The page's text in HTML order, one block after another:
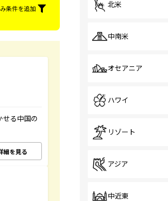
条件を追加
せる中国の
細を見る
北米
中南米
オセアニア
ハワイ
リゾート
アジア
中近東